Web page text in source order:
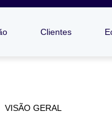
Clientes
VISÃO GERAL